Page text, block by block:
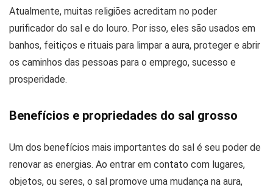
Atualmente, muitas religiões acreditam no poder
purificador do sal e do louro. Por isso, eles são usados em
banhos, feitiços e rituais para limpar a aura, proteger e abrir
os caminhos das pessoas para o emprego, sucesso e
prosperidade.
Benefícios e propriedades do sal grosso
Um dos benefícios mais importantes do sal é seu poder de
renovar as energias. Ao entrar em contato com lugares,
objetos, ou seres, o sal promove uma mudança na aura,